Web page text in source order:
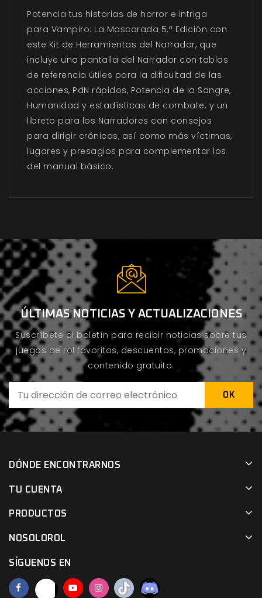
Potencia tus historias de horror e intriga
para Vampiro: La Mascarada 5.ª Edición con
este Kit de Herramientas del Narrador, que
incluye una pantalla del Narrador con tablas
de referencia útiles para la dificultad de las
acciones, PdN rápidos, Potencia de la Sangre,
Humanidad y estadísticas de combate; y un
libreto para los Narradores con consejos
para dirigir crónicas, así como más víctimas,
lugares y presagios para complementar los
del manual básico.
ÚLTIMAS NOTICIAS Y ACTUALIZACIONES
Suscríbete al boletín para recibir noticias sobre tus
juegos de rol favoritos, descuentos, promociones y
contenido gratuito.
DÓNDE ENCONTRARNOS
TU CUENTA
PRODUCTOS
NOSOLOROL
SÍGUENOS EN